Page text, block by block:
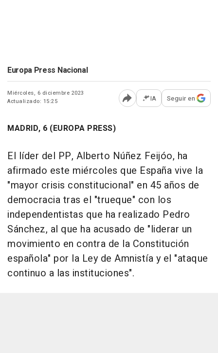
Europa Press Nacional
Miércoles, 6 diciembre 2023
Actualizado: 15:25
Abrir opciones para
IA Seguir en
MADRID, 6 (EUROPA PRESS)
El líder del PP, Alberto Núñez Feijóo, ha
afirmado este miércoles que España vive la
"mayor crisis constitucional" en 45 años de
democracia tras el "trueque" con los
independentistas que ha realizado Pedro
Sánchez, al que ha acusado de "liderar un
movimiento en contra de la Constitución
española" por la Ley de Amnistía y el "ataque
continuo a las instituciones".